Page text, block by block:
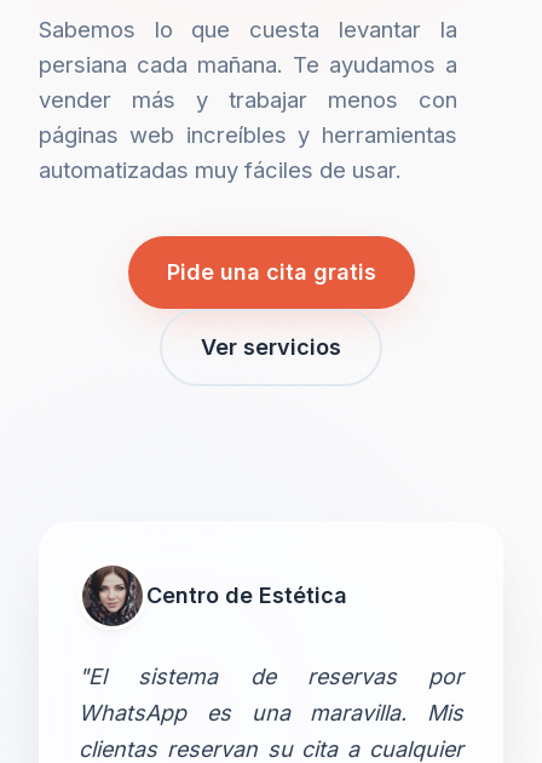
Sabemos lo que cuesta levantar la
persiana cada mañana. Te ayudamos a
vender más y trabajar menos con
páginas web increíbles y herramientas
automatizadas muy fáciles de usar.
Pide una cita gratis
Ver servicios
Centro de Estética
"El sistema de reservas por
WhatsApp es una maravilla. Mis
clientas reservan su cita a cualquier